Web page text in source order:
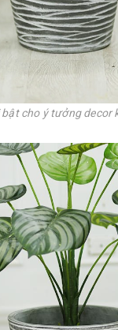
bật cho ý tưởng decor